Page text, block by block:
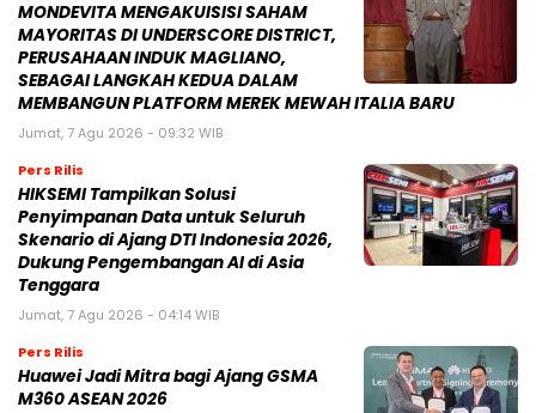
MONDEVITA MENGAKUISISI SAHAM
MAYORITAS DI UNDERSCORE DISTRICT,
PERUSAHAAN INDUK MAGLIANO,
SEBAGAI LANGKAH KEDUA DALAM
MEMBANGUN PLATFORM MEREK MEWAH ITALIA BARU
Jumat, 7 Agu 2026 - 09:32 WIB
Pers Rilis
HIKSEMI Tampilkan Solusi
Penyimpanan Data untuk Seluruh
Skenario di Ajang DTI Indonesia 2026,
Dukung Pengembangan AI di Asia
Tenggara
Jumat, 7 Agu 2026 - 04:14 WIB
Pers Rilis
Huawei Jadi Mitra bagi Ajang GSMA
M360 ASEAN 2026